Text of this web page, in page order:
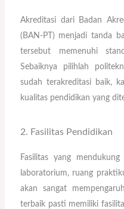
Akreditasi dari Badan
(BAN-PT) menjadi tanda
tersebut memenuhi
Sebaiknya pilihlah
sudah terakreditasi baik,
kualitas pendidikan yang
2. Fasilitas Pendidikan
Fasilitas yang
laboratorium, ruang
akan sangat
terbaik pasti memiliki